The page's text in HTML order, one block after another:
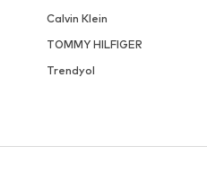
Calvin Klein
TOMMY HILFIGER
Trendyol